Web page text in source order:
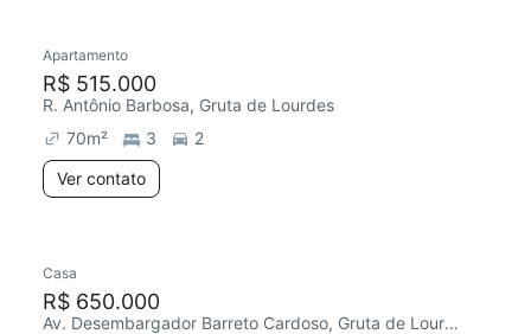
Apartamento
R$ 515.000
R. Antônio Barbosa, Gruta de Lourdes
70m² 3
2
Ver contato
Casa
R$ 650.000
Av. Desembargador Barreto Cardoso, Gruta de Lourdes